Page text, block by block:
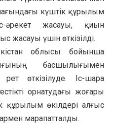
күштік құрылым
әрекет жасауы, қиын
жасауы үшін өткізілді.
облысы бойынша
басшылығымен
өткізілуде. Іс-шара
орнатудағы жоғары
құрылым өкілдері алғыс
марапатталды.